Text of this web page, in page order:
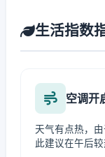
生活指数
空调开
天气有点热，
此建议在午后